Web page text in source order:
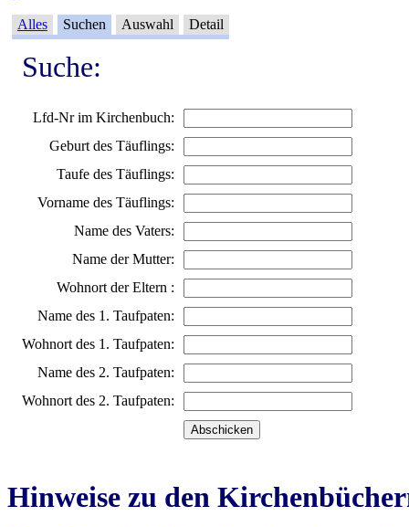
Alles Suchen Auswahl Detail
Suche:
Lfd-Nr im Kirchenbuch:
Geburt des Täuflings:
Taufe des Täuflings:
Vorname des Täuflings:
Name des Vaters:
Name der Mutter:
Wohnort der Eltern :
Name des 1. Taufpaten:
Wohnort des 1. Taufpaten:
Name des 2. Taufpaten:
Wohnort des 2. Taufpaten:
Hinweise zu den